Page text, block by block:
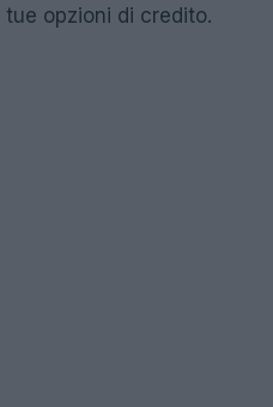
opzioni di credito.